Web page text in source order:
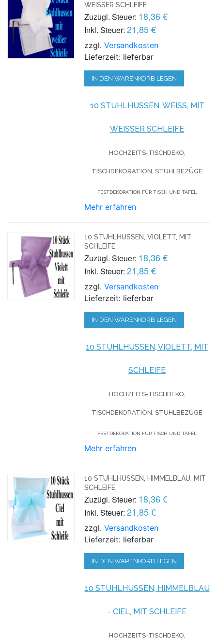
EISSER SCHLEIFE
Zuzügl. Steuer: 18,36 €
Inkl. Steuer: 21,85 €
zzgl.Versandkosten
Lieferzeit: lieferbar
IN DEN WARENKORB LEGEN
10 STUHLHUSSEN, WEISS, MIT W
EISSER SCHLEIFE
HOCHZEITS-TISCHDEKO,
TISCHDEKORATION, STUHLBEZÜGE
FESTDEKORATION FÜR TISCH UND TAFEL
Mehr erfahren
10 STUHLHUSSEN, VIOLETT, MIT
SCHLEIFE
Zuzügl. Steuer: 18,36 €
Inkl. Steuer: 21,85 €
zzgl.Versandkosten
Lieferzeit: lieferbar
IN DEN WARENKORB LEGEN
10 STUHLHUSSEN, VIOLETT, MIT
SCHLEIFE
HOCHZEITS-TISCHDEKO,
TISCHDEKORATION, STUHLBEZÜGE
FESTDEKORATION FÜR TISCH UND TAFEL
Mehr erfahren
10 STUHLHUSSEN, HIMMELBLAU, MIT
SCHLEIFE
Zuzügl. Steuer: 18,36 €
Inkl. Steuer: 21,85 €
zzgl.Versandkosten
Lieferzeit: lieferbar
IN DEN WARENKORB LEGEN
10 STUHLHUSSEN, HIMMELBLAU
- CIEL, MIT SCHLEIFE
HOCHZEITS-TISCHDEKO,